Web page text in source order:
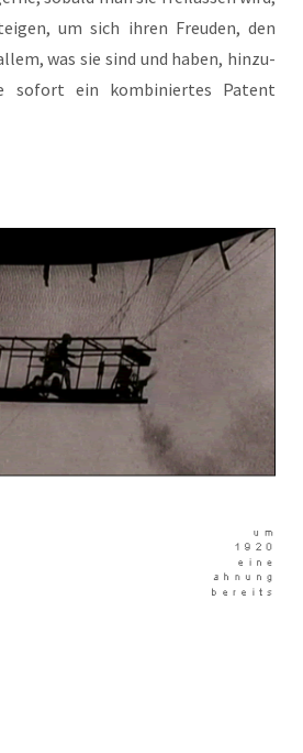
um sich ihren Freu­den, den
was sie sind und haben, hin­zu­
sofort ein kom­bi­nier­tes Patent